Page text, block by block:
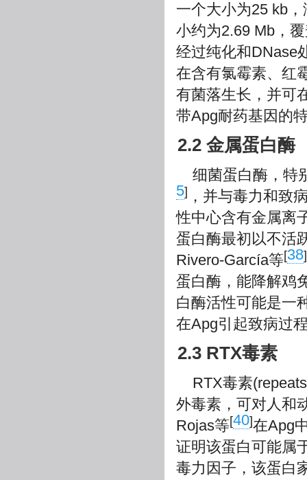
一个大小为25 kb
小约为2.69 Mb，
经过纯化和DNase
在含有氯霉素、红
有菌落生长，并可
带Apg耐药基因的
2.2 金属蛋白酶
细菌蛋白酶，特
5] ，并与毒力和致
性中心含有金属离
蛋白酶最初以不活
Rivero-García等[38]
蛋白酶，能降解鸡
白酶活性可能是一
在Apg引起致病过
2.3 RTX毒素
RTX毒素
外毒素，可对人和
Rojas等[40]在Apg
证明该蛋白可能属
毒力因子，该蛋白